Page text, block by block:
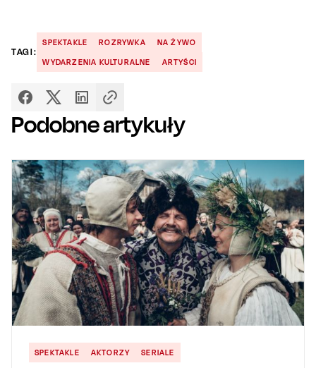
TAGI:
SPEKTAKLE ROZRYWKA
NA ŻYWO
WYDARZENIA KULTURALNE
ARTYŚCI
Podobne artykuły
SPEKTAKLE AKTORZY SERIALE